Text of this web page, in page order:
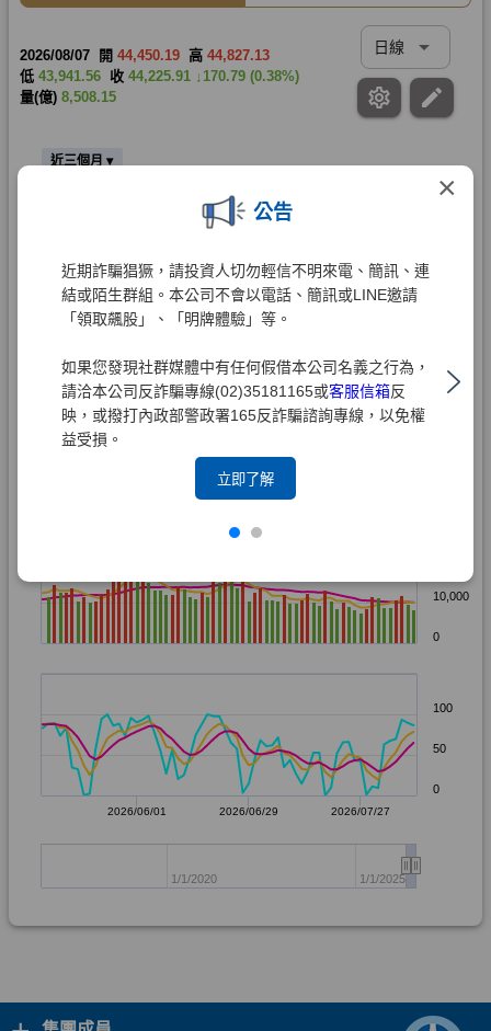
×
公告
近期詐騙猖獗，請投資人切勿輕信不明來電、簡訊、連
結或陌生群組。本公司不會以電話、簡訊或LINE邀請
「領取飆股」、「明牌體驗」等。
如果您發現社群媒體中有任何假借本公司名義之行為，
請洽本公司反詐騙專線(02)35181165或客服信箱反
映，或撥打內政部警政署165反詐騙諮詢專線，以免權
益受損。
立即了解